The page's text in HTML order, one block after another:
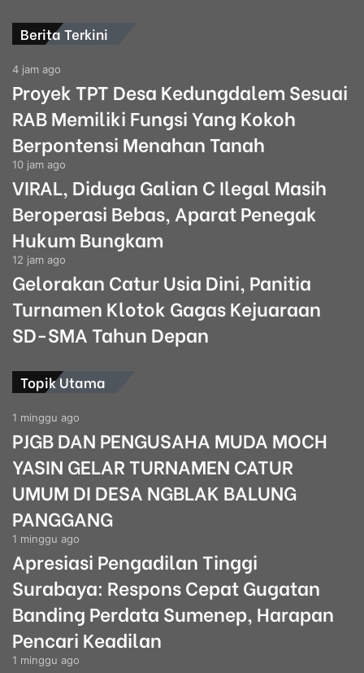
Berita Terkini
4 jam ago
Proyek TPT Desa Kedungdalem Sesuai
RAB Memiliki Fungsi Yang Kokoh
Berpontensi Menahan Tanah
10 jam ago
VIRAL, Diduga Galian C Ilegal Masih
Beroperasi Bebas, Aparat Penegak
Hukum Bungkam
12 jam ago
Gelorakan Catur Usia Dini, Panitia
Turnamen Klotok Gagas Kejuaraan
SD-SMA Tahun Depan
Topik Utama
1 minggu ago
PJGB DAN PENGUSAHA MUDA MOCH
YASIN GELAR TURNAMEN CATUR
UMUM DI DESA NGBLAK BALUNG
PANGGANG
1 minggu ago
Apresiasi Pengadilan Tinggi
Surabaya: Respons Cepat Gugatan
Banding Perdata Sumenep, Harapan
Pencari Keadilan
1 minggu ago